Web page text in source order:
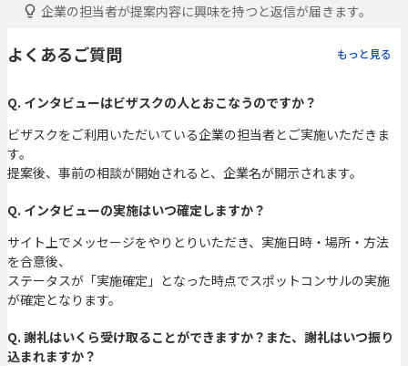
企業の担当者が提案内容に興味を持つと返信が届きます。
よくあるご質問 もっと見る
Q. インタビューはビザスクの人とおこなうのですか？
ビザスクをご利用いただいている企業の担当者とご実施いただきま
す。
提案後、事前の相談が開始されると、企業名が開示されます。
Q. インタビューの実施はいつ確定しますか？
サイト上でメッセージをやりとりいただき、実施日時・場所・方法
を合意後、
ステータスが「実施確定」となった時点でスポットコンサルの実施
が確定となります。
Q. 謝礼はいくら受け取ることができますか？また、謝礼はいつ振り
込まれますか？